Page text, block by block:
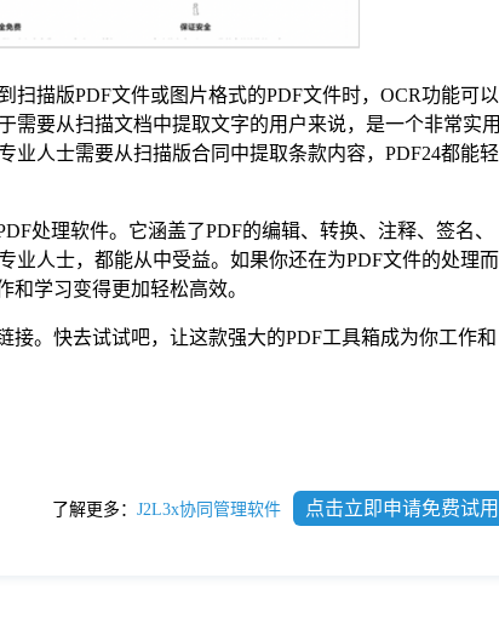
扫描版PDF文件或图片格式的PDF文件时，OCR功能可以
需要从扫描文档中提取文字的用户来说，是一个非常实用
人士需要从扫描版合同中提取条款内容，PDF24都能轻
处理软件。它涵盖了PDF的编辑、转换、注释、签名、
业人士，都能从中受益。如果你还在为PDF文件的处理而
学习变得更加轻松高效。
。快去试试吧，让这款强大的PDF工具箱成为你工作和
了解更多： J2L3x协同管理软件 点击立即申请免费试用